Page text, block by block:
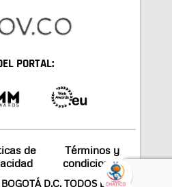
PORTAL:
de
Términos y
condiciones
D.C. TODOS LOS